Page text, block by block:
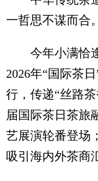
一哲思不谋而合。
今年小满恰逢
2026年“国际茶
行，传递“丝路
届国际茶日茶旅
艺展演轮番登场
吸引海内外茶